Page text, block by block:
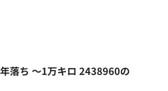
落ち ～1万キロ 2438960の